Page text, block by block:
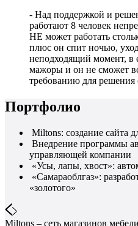
- Над поддержкой и
работают 8 человек
НЕ может работать
плюс он спит ночью,
неподходящий момент, в
мажоры и он не сможет
требованию для решения
Портфолио
Miltons: создание сайта
Внедрение программы
управляющей компании
«Усы, лапы, хвост»:
«Самараоблгаз»:
«золотого»
Miltons – сеть магазинов